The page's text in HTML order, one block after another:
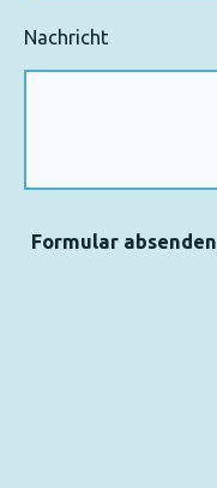
Nachricht
Formular absenden